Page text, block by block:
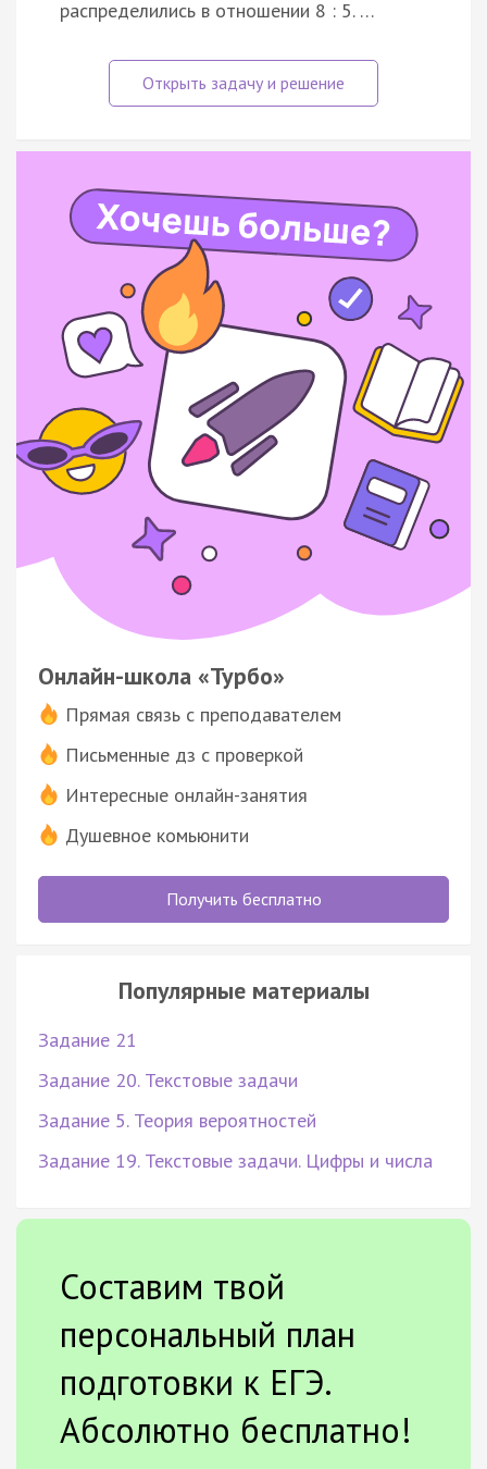
распределились в отношении 8 : 5. …
Онлайн-школа «Турбо»
Прямая связь с преподавателем
Письменные дз с проверкой
Интересные онлайн-занятия
Душевное комьюнити
Получить бесплатно
Популярные материалы
Задание 21
Задание 20. Текстовые задачи
Задание 5. Теория вероятностей
Задание 19. Текстовые задачи. Цифры и числа
Составим твой
персональный план
подготовки к ЕГЭ.
Абсолютно бесплатно!